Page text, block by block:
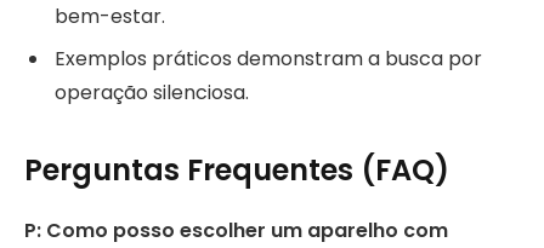
bem-estar.
Exemplos práticos demonstram a busca por
operação silenciosa.
Perguntas Frequentes (FAQ)
P: Como posso escolher um aparelho com